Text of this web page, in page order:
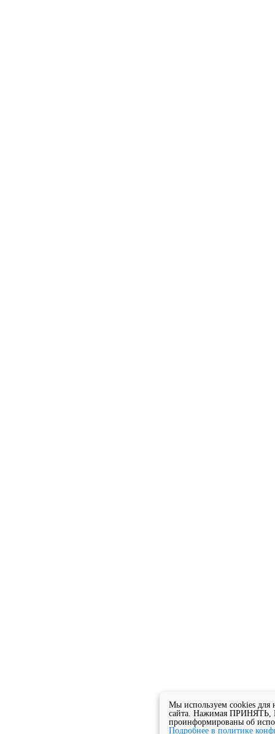
Мы используем cookies для
сайта. Нажимая ПРИНЯТЬ,
проинформированы об
Подробнее в политике